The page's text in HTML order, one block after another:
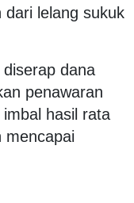
dari lelang sukuk
dana
penawaran
hasil rata
mencapai